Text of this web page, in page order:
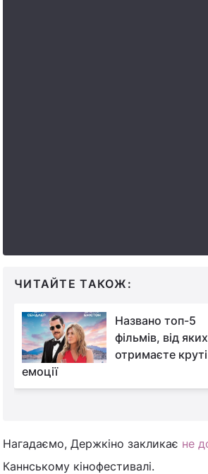
ЧИТАЙТЕ ТАКОЖ:
Названо топ-5
фільмів, від
отримаєте круті
емоції
Нагадаємо, Держкіно закликає не
Каннському кінофестивалі.